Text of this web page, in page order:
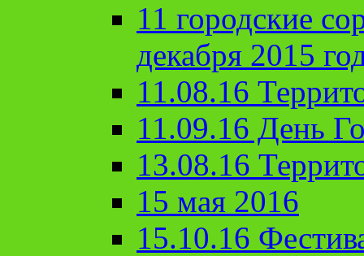
11 городские
декабря 2015
11.08.16
11.09.16 День
13.08.16
15 мая 2016
15.10.16